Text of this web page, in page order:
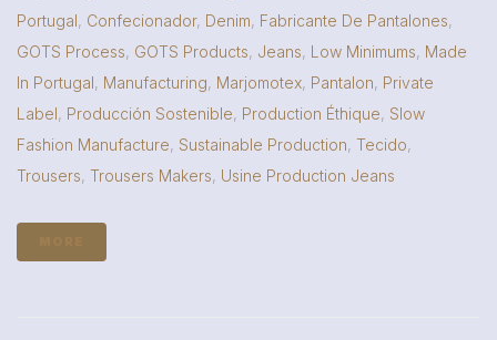
Portugal, Confecionador, Denim, Fabricante De Pantalones,
GOTS Process, GOTS Products, Jeans, Low Minimums, Made
In Portugal, Manufacturing, Marjomotex, Pantalon, Private
Label, Producción Sostenible, Production Éthique, Slow
Fashion Manufacture, Sustainable Production, Tecido,
Trousers, Trousers Makers, Usine Production Jeans